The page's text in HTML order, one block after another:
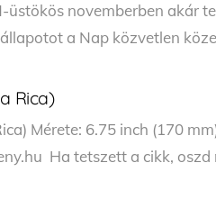
üstökös novemberben akár
a Nap közvetlen
Rica)
Mérete: 6.75 inch (170
Ha tetszett a cikk, oszd